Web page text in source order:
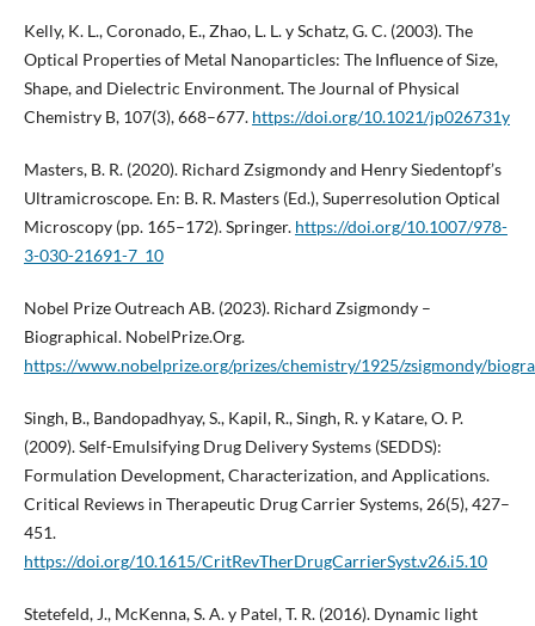
Kelly, K. L., Coronado, E., Zhao, L. L. y Schatz, G. C. (2003). The
Optical Properties of Metal Nanoparticles: The Influence of Size,
Shape, and Dielectric Environment. The Journal of Physical
Chemistry B, 107(3), 668–677. https://doi.org/10.1021/jp026731y
Masters, B. R. (2020). Richard Zsigmondy and Henry Siedentopf’s
Ultramicroscope. En: B. R. Masters (Ed.), Superresolution Optical
Microscopy (pp. 165–172). Springer. https://doi.org/10.1007/978-
3-030-21691-7_10
Nobel Prize Outreach AB. (2023). Richard Zsigmondy –
Biographical. NobelPrize.Org.
https://www.nobelprize.org/prizes/chemistry/1925/zsigmondy/
Singh, B., Bandopadhyay, S., Kapil, R., Singh, R. y Katare, O. P.
(2009). Self-Emulsifying Drug Delivery Systems (SEDDS):
Formulation Development, Characterization, and Applications.
Critical Reviews in Therapeutic Drug Carrier Systems, 26(5), 427–
451.
https://doi.org/10.1615/CritRevTherDrugCarrierSyst.v26.i5.10
Stetefeld, J., McKenna, S. A. y Patel, T. R. (2016). Dynamic light